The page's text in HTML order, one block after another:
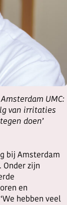
UMC:
van irritaties
doen’
bij Amsterdam
Onder zijn
en
hebben veel